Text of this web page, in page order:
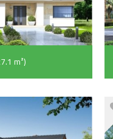
m²)